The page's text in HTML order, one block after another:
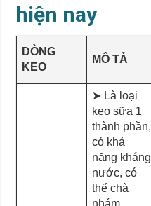
hiện nay
DÒNG
KEO
MÔ TẢ
➤ Là loại
keo sữa 1
thành phần,
có khả
năng kháng
nước, có
thể chà
nhám